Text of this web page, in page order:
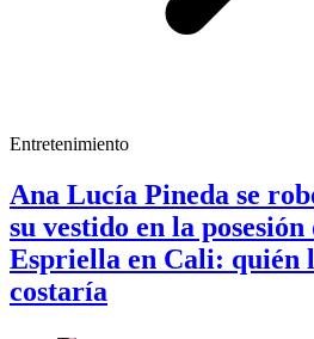
Entretenimiento
Ana Lucía Pineda se
su vestido en la posesión
Espriella en Cali: quién
costaría